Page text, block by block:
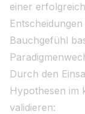
einer
Bauchgefühl
Durch den
Hypothesen im
validieren: